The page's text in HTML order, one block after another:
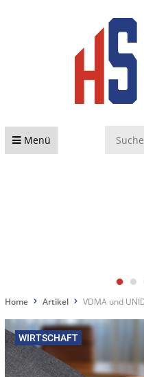
Menü
Home Artikel VDMA und
WIRTSCHAFT